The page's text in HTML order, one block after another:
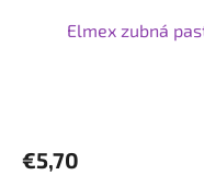
Elmex zubná
€5,70